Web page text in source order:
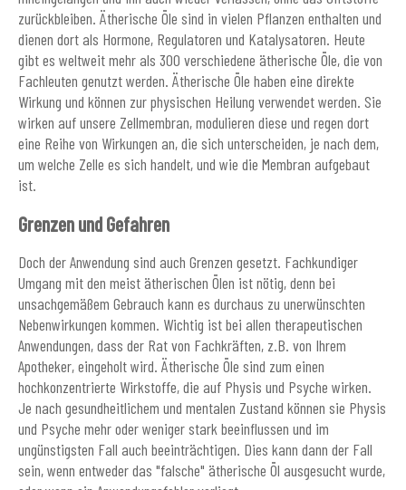
zurückbleiben. Ätherische Öle sind in vielen Pflanzen enthalten und
dienen dort als Hormone, Regulatoren und Katalysatoren. Heute
gibt es weltweit mehr als 300 verschiedene ätherische Öle, die von
Fachleuten genutzt werden. Ätherische Öle haben eine direkte
Wirkung und können zur physischen Heilung verwendet werden. Sie
wirken auf unsere Zellmembran, modulieren diese und regen dort
eine Reihe von Wirkungen an, die sich unterscheiden, je nach dem,
um welche Zelle es sich handelt, und wie die Membran aufgebaut
ist.
Grenzen und Gefahren
Doch der Anwendung sind auch Grenzen gesetzt. Fachkundiger
Umgang mit den meist ätherischen Ölen ist nötig, denn bei
unsachgemäßem Gebrauch kann es durchaus zu unerwünschten
Nebenwirkungen kommen. Wichtig ist bei allen therapeutischen
Anwendungen, dass der Rat von Fachkräften, z.B. von Ihrem
Apotheker, eingeholt wird. Ätherische Öle sind zum einen
hochkonzentrierte Wirkstoffe, die auf Physis und Psyche wirken.
Je nach gesundheitlichem und mentalen Zustand können sie Physis
und Psyche mehr oder weniger stark beeinflussen und im
ungünstigsten Fall auch beeinträchtigen. Dies kann dann der Fall
sein, wenn entweder das "falsche" ätherische Öl ausgesucht wurde,